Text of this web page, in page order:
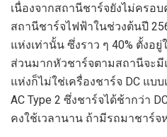
เนื่องจากสถานีชาร์จยังไม่ครอ
สถานีชาร์จไฟฟ้าในช่วงต้นปี
แห่งเท่านั้น ซึ่งราว ๆ 40% ตั้ง
ส่วนมากหัวชาร์จตามสถานีจะมี
แห่งก็ไม่ใช่เครื่องชาร์จ DC แบ
AC Type 2 ซึ่งชาร์จได้ช้ากว่า
คงใช้เวลานาน ถ้ามีรถมาชาร์